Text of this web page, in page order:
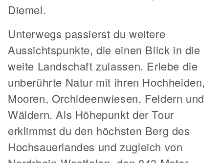
Diemel.
Unterwegs passierst du weitere
Aussichtspunkte, die einen Blick in die
weite Landschaft zulassen. Erlebe die
unberührte Natur mit ihren Hochheiden,
Mooren, Orchideenwiesen, Feldern und
Wäldern. Als Höhepunkt der Tour
erklimmst du den höchsten Berg des
Hochsauerlandes und zugleich von